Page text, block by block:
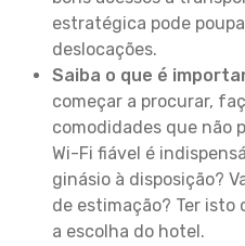
estratégica pode
deslocações.
Saiba o que é
começar a procurar,
comodidades que não
Wi-Fi fiável é
ginásio à disposição?
de estimação? Ter
a escolha do hotel.